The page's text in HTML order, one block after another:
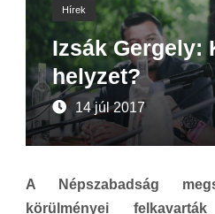
Hírek
Izsák Gergely:
helyzet?
14 júl 2017
A Népszabadság
körülményei